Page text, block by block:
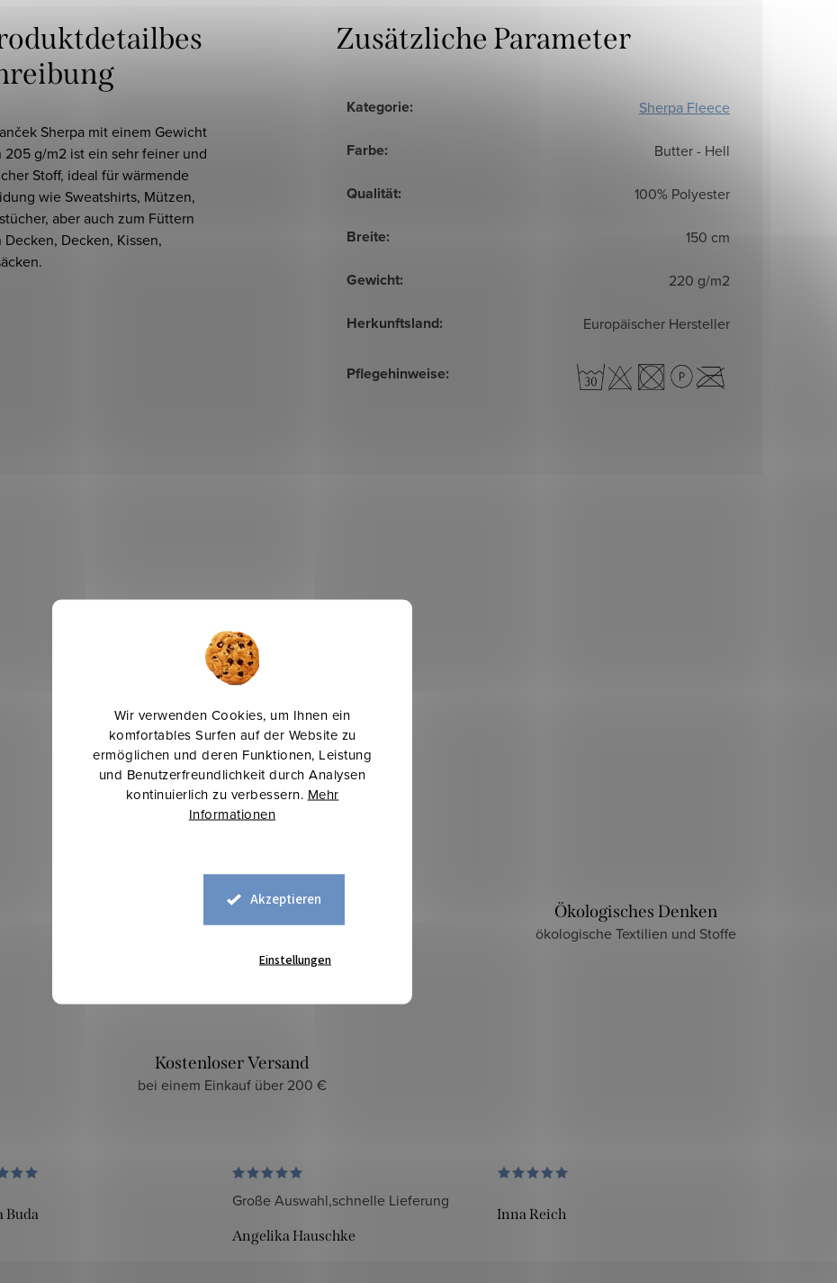
Wir verwenden Cookies, um Ihnen ein
komfortables Surfen auf der Website zu
ermöglichen und deren Funktionen, Leistung
und Benutzerfreundlichkeit durch Analysen
kontinuierlich zu verbessern. Mehr
Informationen
Akzeptieren
Einstellungen
Sherpa mit einem Gewicht
205 g/m2 ist ein sehr feiner und
Stoff, ideal für wärmende
wie Sweatshirts, Mützen,
aber auch zum Füttern
Decken, Decken, Kissen,
Zusätzliche Parameter
Kategorie: Sherpa Fleece
Farbe: Butter - Hell
Qualität: 100% Polyester
Breite: 150 cm
Gewicht: 220 g/m2
Herkunftsland: Europäischer Hersteller
Pflegehinweise:
Sicherer Kauf Ökologisches Denken
ökologische Textilien und Stoffe
Kostenloser Versand
bei einem Einkauf über 200 €
Buda
Große Auswahl,schnelle Lieferung
Angelika Hauschke
Inna Reich